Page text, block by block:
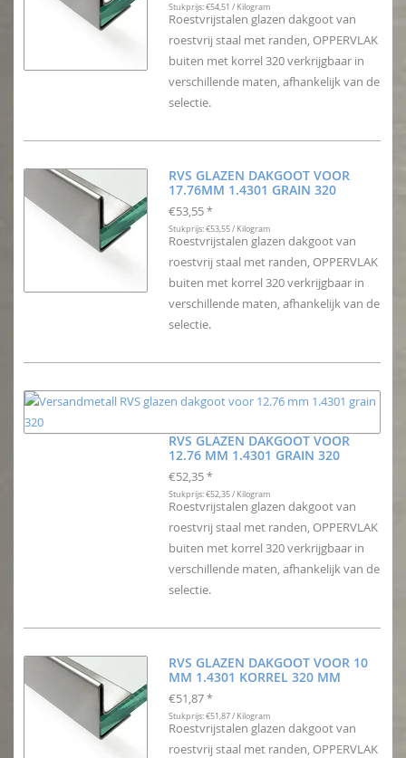
Stukprijs: €54,51 / Kilogram
Roestvrijstalen glazen dakgoot van
roestvrij staal met randen, OPPERVLAK
buiten met korrel 320 verkrijgbaar in
verschillende maten, afhankelijk van de
selectie.
RVS GLAZEN DAKGOOT VOOR
17.76MM 1.4301 GRAIN 320
€53,55 *
Stukprijs: €53,55 / Kilogram
Roestvrijstalen glazen dakgoot van
roestvrij staal met randen, OPPERVLAK
buiten met korrel 320 verkrijgbaar in
verschillende maten, afhankelijk van de
selectie.
RVS GLAZEN DAKGOOT VOOR
12.76 MM 1.4301 GRAIN 320
€52,35 *
Stukprijs: €52,35 / Kilogram
Roestvrijstalen glazen dakgoot van
roestvrij staal met randen, OPPERVLAK
buiten met korrel 320 verkrijgbaar in
verschillende maten, afhankelijk van de
selectie.
RVS GLAZEN DAKGOOT VOOR 10
MM 1.4301 KORREL 320 MM
€51,87 *
Stukprijs: €51,87 / Kilogram
Roestvrijstalen glazen dakgoot van
roestvrij staal met randen, OPPERVLAK